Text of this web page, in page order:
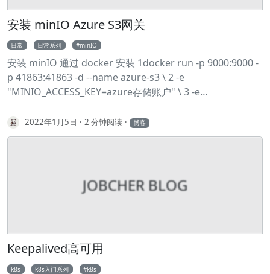
RocketMQ 6git clone
https://github.com/apache/rocketmq.git 7cd rocketmq
origin/store_with_dledger 9mvn -Prelease-all -
DskipTests clean install -U 10# 部署 11cd
rocketmq/distribution/target/apache-rocketmq 12sh
bin/dledger/fast-try.
安装 minIO Azure S3网关
日常 日常系列 minIO
安装 minIO 通过 docker 安装 1docker run -p 9000:9000 -
p 41863:41863 -d --name azure-s3 \ 2 -e
"MINIO_ACCESS_KEY=azure存储账户" \ 3 -e
gateway azure --console-address ":41863" 通过 docker-
compose 安装 1version: "3" 2services: 3 minio: 4 image:
8 - "/etc/localtime:/etc/localtime" 9 ports: 10 -
"9000:9000" 11 - "9001:9001" 12 environment: 13 -
command: 16 - --console-address ":41863"
2022年1月5日 2 分钟阅读 博客
JOBCHER BLOG
Keepalived高可用
k8s k8s入门系列 k8s